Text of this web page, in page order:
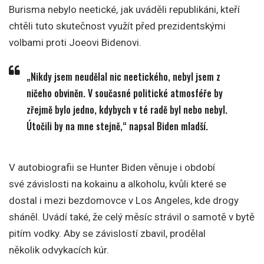
Burisma nebylo neetické, jak uváděli republikáni, kteří
chtěli tuto skutečnost využít před prezidentskými
volbami proti Joeovi Bidenovi.
„Nikdy jsem neudělal nic neetického, nebyl jsem z
ničeho obviněn. V současné politické atmosféře by
zřejmě bylo jedno, kdybych v té radě byl nebo nebyl.
Útočili by na mne stejně,“ napsal Biden mladší.
V autobiografii se Hunter Biden věnuje i období
své závislosti na kokainu a alkoholu, kvůli které se
dostal i mezi bezdomovce v Los Angeles, kde drogy
sháněl. Uvádí také, že celý měsíc strávil o samotě v bytě
pitím vodky. Aby se závislostí zbavil, prodělal
několik odvykacích kúr.